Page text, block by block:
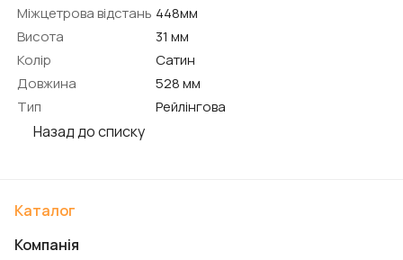
Міжцетрова відстань 448мм
Висота
31 мм
Колір
Сатин
Довжина
528 мм
Тип
Рейлінгова
Назад до списку
Каталог
Компанія